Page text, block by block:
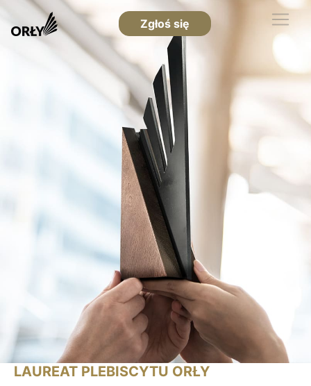
Zgłoś się
LAUREAT PLEBISCYTU ORŁY